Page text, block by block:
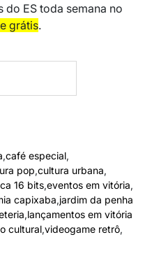
do ES toda semana no
grátis.
,café especial,
pop,cultura urbana,
16 bits,eventos em vitória,
capixaba,jardim da penha
,lançamentos em vitória
cultural,videogame retrô,